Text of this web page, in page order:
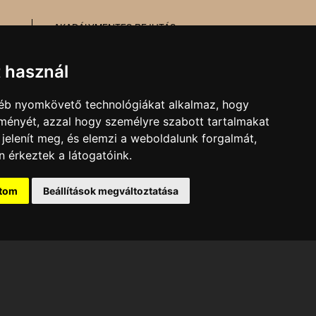
nyomkövető technológiákat alkalmaz, hogy
azzal hogy személyre szabott tartalmakat
meg, és elemzi a weboldalunk forgalmát,
érkeztek a látogatóink.
Beállítások megváltoztatása
AKADÁLYMENTES BEJUTÁS
TŰZ- ÉS MUNKAVÉDELEM
MARKETING, SAJTÓ,
KOMMUNIKÁCIÓ
E-mail:
kommunikacio@pnsz.hu